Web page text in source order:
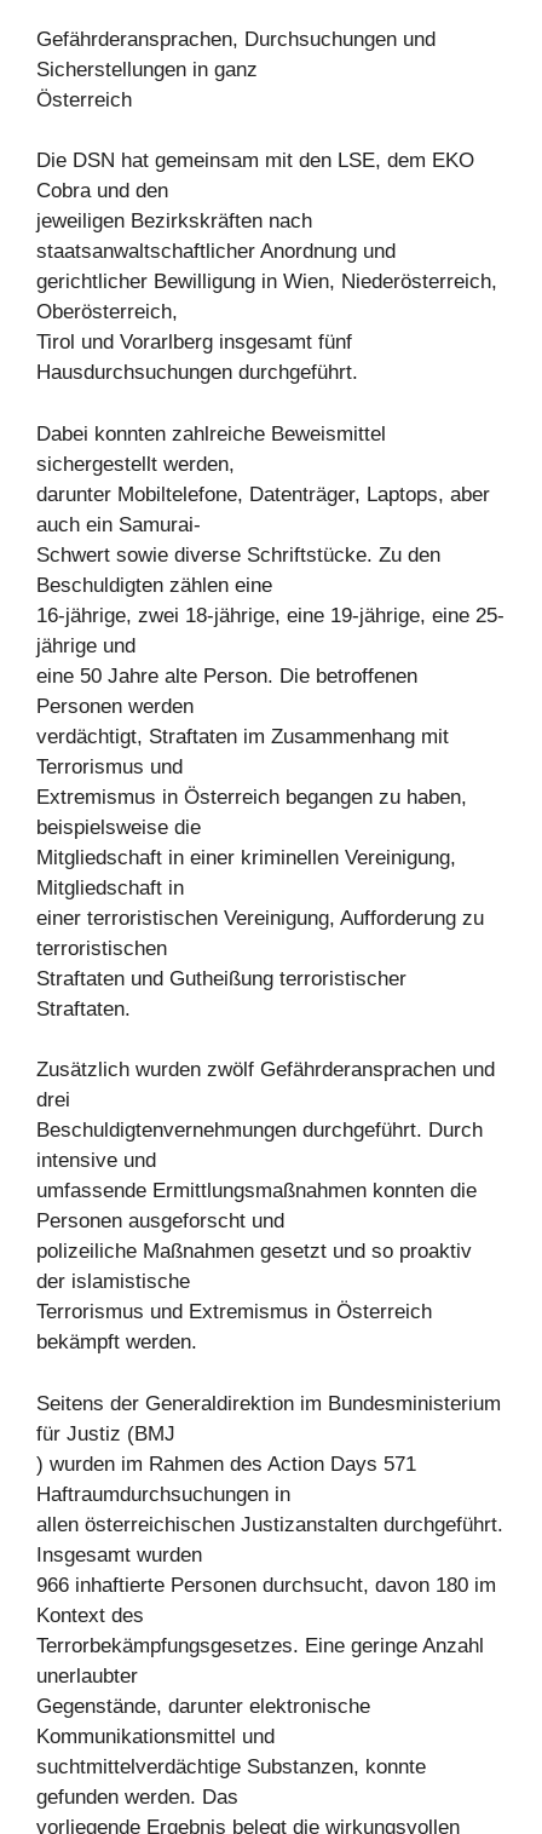
Gefährderansprachen, Durchsuchungen und
Sicherstellungen in ganz
Österreich
Die DSN hat gemeinsam mit den LSE, dem EKO
Cobra und den
jeweiligen Bezirkskräften nach
staatsanwaltschaftlicher Anordnung und
gerichtlicher Bewilligung in Wien, Niederösterreich,
Oberösterreich,
Tirol und Vorarlberg insgesamt fünf
Hausdurchsuchungen durchgeführt.
Dabei konnten zahlreiche Beweismittel
sichergestellt werden,
darunter Mobiltelefone, Datenträger, Laptops, aber
auch ein Samurai-
Schwert sowie diverse Schriftstücke. Zu den
Beschuldigten zählen eine
16-jährige, zwei 18-jährige, eine 19-jährige, eine 25-
jährige und
eine 50 Jahre alte Person. Die betroffenen
Personen werden
verdächtigt, Straftaten im Zusammenhang mit
Terrorismus und
Extremismus in Österreich begangen zu haben,
beispielsweise die
Mitgliedschaft in einer kriminellen Vereinigung,
Mitgliedschaft in
einer terroristischen Vereinigung, Aufforderung zu
terroristischen
Straftaten und Gutheißung terroristischer
Straftaten.
Zusätzlich wurden zwölf Gefährderansprachen und
drei
Beschuldigtenvernehmungen durchgeführt. Durch
intensive und
umfassende Ermittlungsmaßnahmen konnten die
Personen ausgeforscht und
polizeiliche Maßnahmen gesetzt und so proaktiv
der islamistische
Terrorismus und Extremismus in Österreich
bekämpft werden.
Seitens der Generaldirektion im Bundesministerium
für Justiz (BMJ
) wurden im Rahmen des Action Days 571
Haftraumdurchsuchungen in
allen österreichischen Justizanstalten durchgeführt.
Insgesamt wurden
966 inhaftierte Personen durchsucht, davon 180 im
Kontext des
Terrorbekämpfungsgesetzes. Eine geringe Anzahl
unerlaubter
Gegenstände, darunter elektronische
Kommunikationsmittel und
suchtmittelverdächtige Substanzen, konnte
gefunden werden. Das
vorliegende Ergebnis belegt die wirkungsvollen